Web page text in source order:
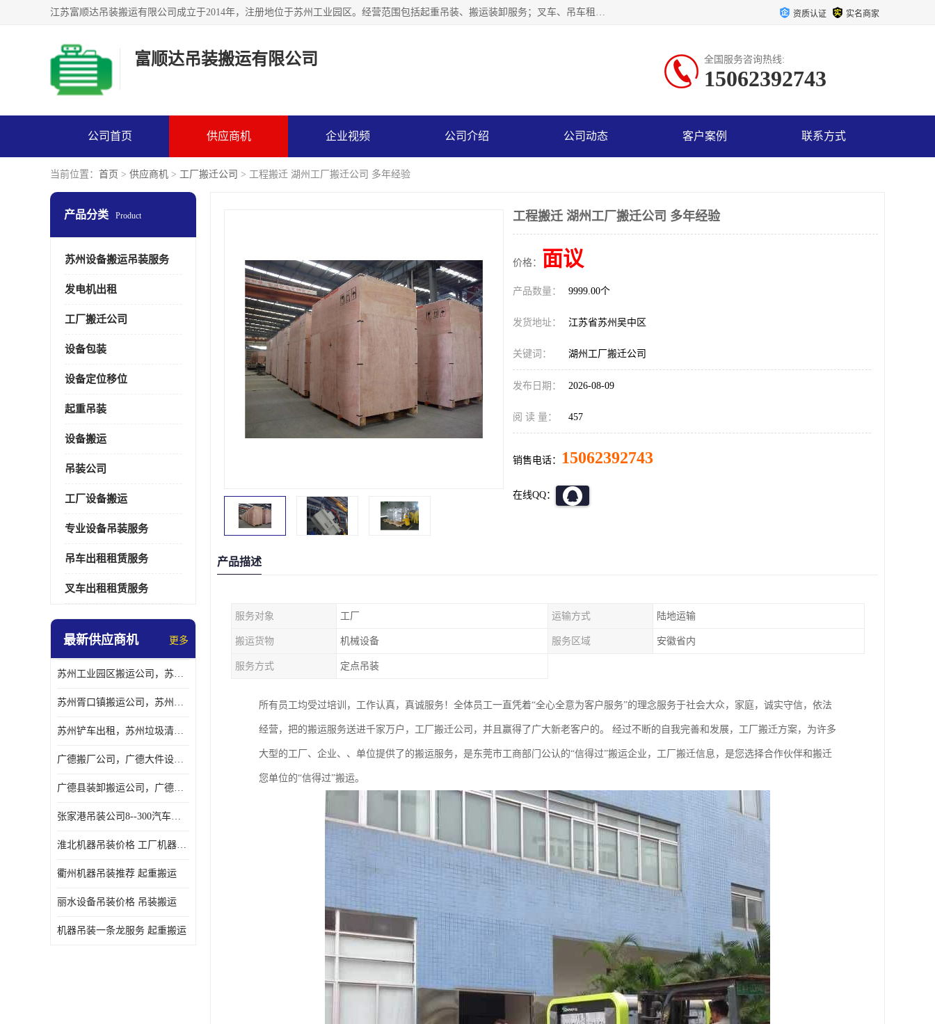
江苏富顺达吊装搬运有限公司成立于2014年，注册地位于苏州工业园区。经营范围包括起重吊装、搬运装卸服务；叉车、吊车租赁；水电安装；机电工程施工及维护；机电设备安装；家政服务、保洁服务。苏州搬运公司，苏州叉车出租，苏州吊车出租，苏州工厂设备搬运，专业设备吊装服务。 资质认证 实名商家
富顺达吊装搬运有限公司 全国服务咨询热线:
15062392743
公司首页 供应商机 企业视频 公司介绍 公司动态 客户案例 联系方式
当前位置： 首页 > 供应商机 > 工厂搬迁公司 > 工程搬迁 湖州工厂搬迁公司 多年经验
产品分类 Product
苏州设备搬运吊装服务
发电机出租
工厂搬迁公司
设备包装
设备定位移位
起重吊装
设备搬运
吊装公司
工厂设备搬运
专业设备吊装服务
吊车出租租赁服务
叉车出租租赁服务
最新供应商机 更多
苏州工业园区搬运公司，苏州工业园区搬厂公司
苏州胥口镇搬运公司，苏州胥口镇吊装搬厂公司
苏州铲车出租，苏州垃圾清理铲车租赁服务
广德搬厂公司，广德大件设备搬厂，广德搬运
广德县装卸搬运公司，广德县机器搬运公司
张家港吊装公司8--300汽车吊出租）
淮北机器吊装价格 工厂机器吊装
衢州机器吊装推荐 起重搬运
丽水设备吊装价格 吊装搬运
机器吊装一条龙服务 起重搬运
工程搬迁 湖州工厂搬迁公司 多年经验
价格： 面议
产品数量： 9999.00个
发货地址： 江苏省苏州吴中区
关键词： 湖州工厂搬迁公司
发布日期： 2026-08-09
阅 读 量： 457
销售电话： 15062392743
在线QQ：
产品描述
服务对象 工厂 运输方式 陆地运输
搬运货物 机械设备 服务区域 安徽省内
服务方式 定点吊装
所有员工均受过培训，工作认真，真诚服务！全体员工一直凭着“全心全意为客户服务”的理念服务于社会大众，家庭，诚实守信，依法
经营，把的搬运服务送进千家万户，工厂搬迁公司，并且赢得了广大新老客户的。 经过不断的自我完善和发展，工厂搬迁方案，为许多
大型的工厂、企业、、单位提供了的搬运服务，是东莞市工商部门公认的“信得过”搬运企业，工厂搬迁信息，是您选择合作伙伴和搬迁
您单位的“信得过”搬运。